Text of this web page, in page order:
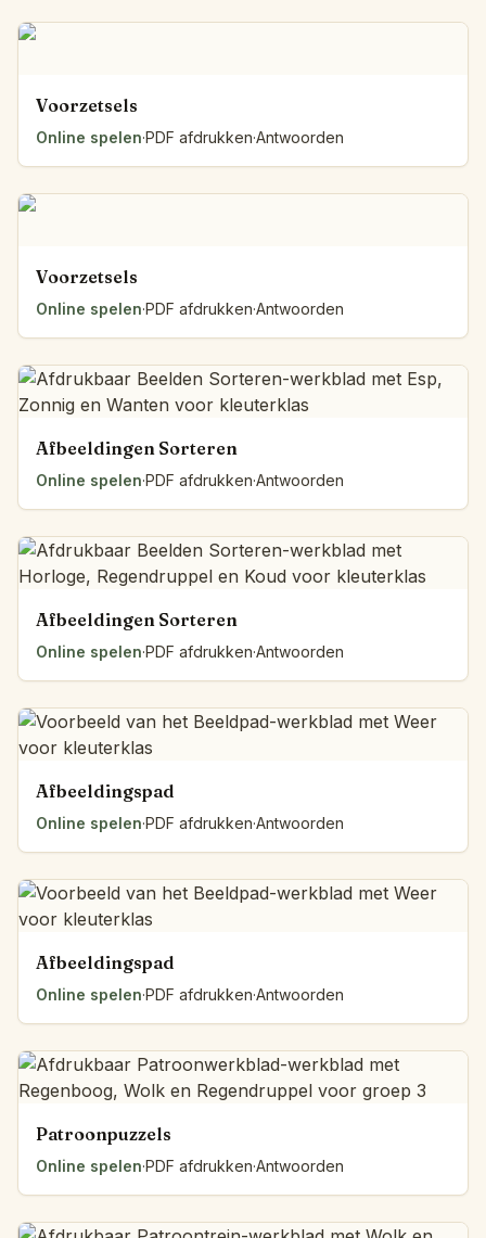
Voorzetsels
Online spelen·PDF afdrukken·Antwoorden
Voorzetsels
Online spelen·PDF afdrukken·Antwoorden
Afbeeldingen Sorteren
Online spelen·PDF afdrukken·Antwoorden
Afbeeldingen Sorteren
Online spelen·PDF afdrukken·Antwoorden
Afbeeldingspad
Online spelen·PDF afdrukken·Antwoorden
Afbeeldingspad
Online spelen·PDF afdrukken·Antwoorden
Patroonpuzzels
Online spelen·PDF afdrukken·Antwoorden